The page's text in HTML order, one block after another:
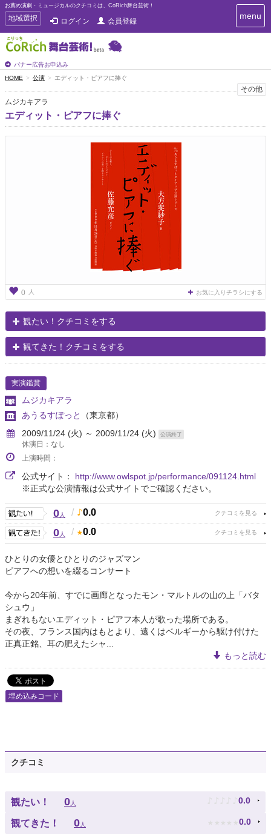
お薦め演劇・ミュージカルのクチコミは、CoRich舞台芸術！
T
o
g
g
e
n
a
v
g
地域選択 ログイン 会員登録
バナー広告お申込み
T
o
n
i
g
menu
HOME 公演 エディット・ピアフに捧ぐ
その他
ムジカキアラ
エディット・ピアフに捧ぐ
0 人 お気に入りチラシにする
観たい！クチコミをする
観てきた！クチコミをする
実演鑑賞
ムジカキアラ
あうるすぽっと
（東京都）
2009/11/24 (火) ～ 2009/11/24 (火)
公演終了
休演日：なし
上演時間：
公式サイト： http://www.owlspot.jp/performance/091124.html
※正式な公演情報は公式サイトでご確認ください。
0人 / 0.0
0人 / 0.0
ひとりの女優とひとりのジャズマン
ピアフへの想いを綴るコンサート
今から20年前、すでに画廊となったモン・マルトルの山の上「バタ
シュウ」
まぎれもないエディット・ピアフ本人が歌った場所である。
その夜、フランス国内はもとより、遠くはベルギーから駆け付けた
正真正銘、耳の肥えたシャ...
もっと読む
埋め込みコード
クチコミ
観たい！ 0人 ♪ ♪ ♪ ♪ ♪ 0.0
観てきた！ 0人 ★ ★ ★ ★ ★ 0.0